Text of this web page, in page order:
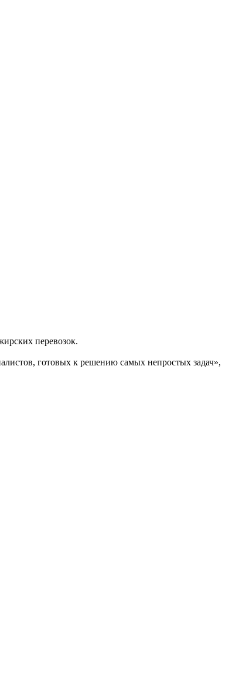
перевозок.
готовых к решению самых непростых задач»,